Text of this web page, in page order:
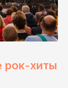
рок-хиты